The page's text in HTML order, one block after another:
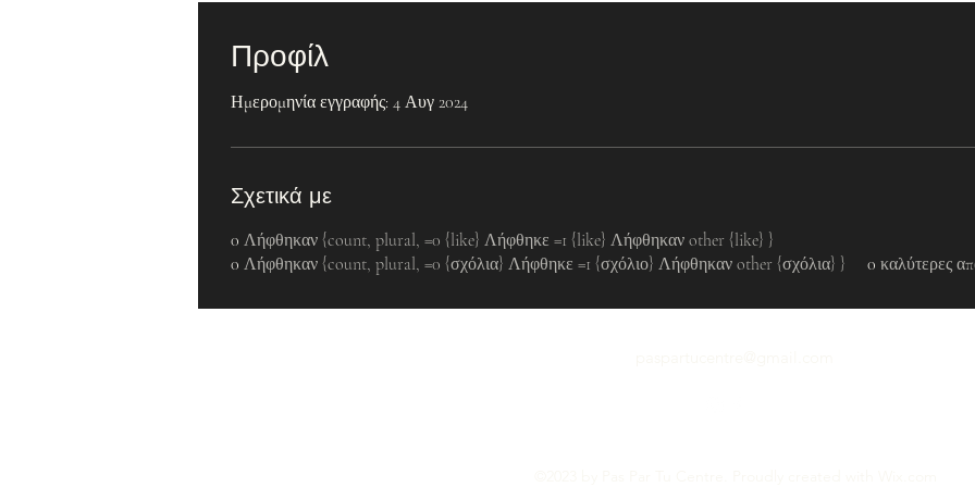
Προφίλ
Ημερομηνία εγγραφής: 4 Αυγ 2024
Σχετικά με
0 Λήφθηκαν {count, plural, =0 {like} Λήφθηκε =1 {like} Λήφθηκαν other {like} }
0 Λήφθηκαν {count, plural, =0 {σχόλια} Λήφθηκε =1 {σχόλιο} Λήφθηκαν other {σχόλια} } 0 καλύτερες